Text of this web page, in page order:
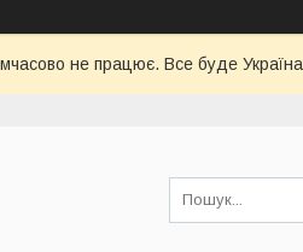
не працює. Все буде